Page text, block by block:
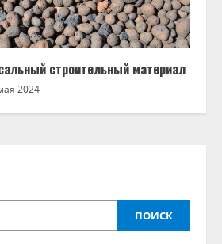
строительный материал
2024
ПОИСК